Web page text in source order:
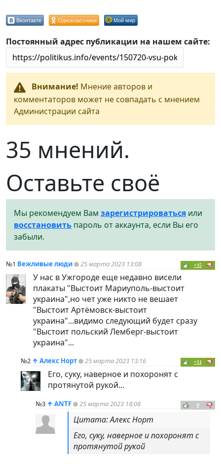
Вконтакте Одноклассники Мой мир
Постоянный адрес публикации на нашем сайте:
Внимание! Мнение авторов и
комментаторов может не совпадать с мнением
Администрации сайта
35 мнений.
Оставьте своё
Мы рекомендуем Вам зарегистрироваться или
восстановить пароль от аккаунта, если Вы его
забыли.
№1 Вежливые люди 25 марта 2023 13:08 +15
У нас в Ужгороде еще недавно висели
плакаты "Выстоит Мариуполь-выстоит
украина",но чет уже никто не вешает
"Выстоит Артёмовск-выстоит
украина"...видимо следующий будет сразу
"Выстоит польский Лемберг-выстоит
украина"...
№2 ↑ Алекс Норт 25 марта 2023 13:16 +11
Его, суку, наверное и похоронят с
протянутой рукой...
№3 ↑ ANTF 25 марта 2023 18:08 0
Цитата: Алекс Норт
Его, суку, наверное и похоронят с
протянутой рукой